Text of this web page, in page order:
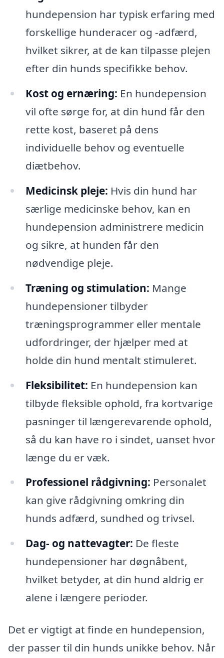
hundepension har typisk erfaring med
forskellige hunderacer og -adfærd,
hvilket sikrer, at de kan tilpasse plejen
efter din hunds specifikke behov.
Kost og ernæring: En hundepension
vil ofte sørge for, at din hund får den
rette kost, baseret på dens
individuelle behov og eventuelle
diætbehov.
Medicinsk pleje: Hvis din hund har
særlige medicinske behov, kan en
hundepension administrere medicin
og sikre, at hunden får den
nødvendige pleje.
Træning og stimulation: Mange
hundepensioner tilbyder
træningsprogrammer eller mentale
udfordringer, der hjælper med at
holde din hund mentalt stimuleret.
Fleksibilitet: En hundepension kan
tilbyde fleksible ophold, fra kortvarige
pasninger til længerevarende ophold,
så du kan have ro i sindet, uanset hvor
længe du er væk.
Professionel rådgivning: Personalet
kan give rådgivning omkring din
hunds adfærd, sundhed og trivsel.
Dag- og nattevagter: De fleste
hundepensioner har døgnåbent,
hvilket betyder, at din hund aldrig er
alene i længere perioder.
Det er vigtigt at finde en hundepension,
der passer til din hunds unikke behov. Når